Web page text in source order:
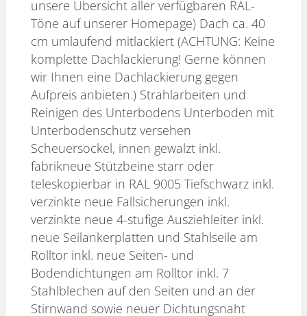
unsere Übersicht aller verfügbaren RAL-
Töne auf unserer Homepage) Dach ca. 40
cm umlaufend mitlackiert (ACHTUNG: Keine
komplette Dachlackierung! Gerne können
wir Ihnen eine Dachlackierung gegen
Aufpreis anbieten.) Strahlarbeiten und
Reinigen des Unterbodens Unterboden mit
Unterbodenschutz versehen
Scheuersockel, innen gewalzt inkl.
fabrikneue Stützbeine starr oder
teleskopierbar in RAL 9005 Tiefschwarz inkl.
verzinkte neue Fallsicherungen inkl.
verzinkte neue 4-stufige Ausziehleiter inkl.
neue Seilankerplatten und Stahlseile am
Rolltor inkl. neue Seiten- und
Bodendichtungen am Rolltor inkl. 7
Stahlblechen auf den Seiten und an der
Stirnwand sowie neuer Dichtungsnaht